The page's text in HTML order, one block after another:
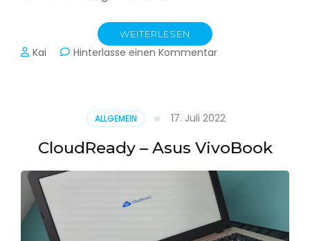
WEITERLESEN
Kai Hinterlasse einen Kommentarzu
Jahressicherung
ALLGEMEIN 17. Juli 2022
CloudReady – Asus VivoBook